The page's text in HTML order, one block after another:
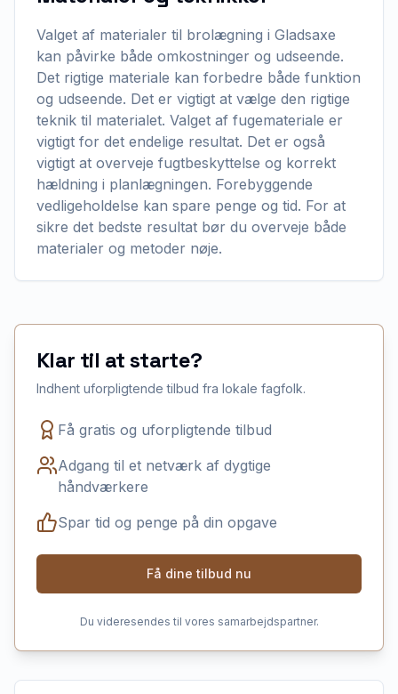
Valget af materialer til brolægning i Gladsaxe
kan påvirke både omkostninger og udseende.
Det rigtige materiale kan forbedre både funktion
og udseende. Det er vigtigt at vælge den rigtige
teknik til materialet. Valget af fugemateriale er
vigtigt for det endelige resultat. Det er også
vigtigt at overveje fugtbeskyttelse og korrekt
hældning i planlægningen. Forebyggende
vedligeholdelse kan spare penge og tid. For at
sikre det bedste resultat bør du overveje både
materialer og metoder nøje.
Klar til at starte?
Indhent uforpligtende tilbud fra lokale fagfolk.
Få gratis og uforpligtende tilbud
Adgang til et netværk af dygtige
håndværkere
Spar tid og penge på din opgave
Få dine tilbud nu
Du videresendes til vores samarbejdspartner.